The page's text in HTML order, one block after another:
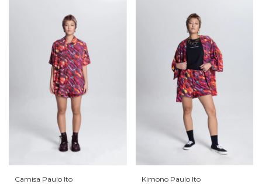
Camisa Paulo Ito Kimono Paulo Ito